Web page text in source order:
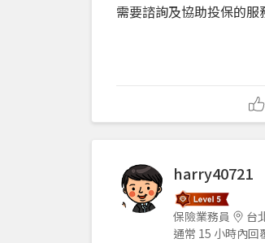
需要諮詢及協助投保的服
harry40721
保險業務員
台
通常 15 小時內回